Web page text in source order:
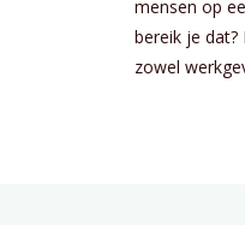
mensen op
bereik je
zowel